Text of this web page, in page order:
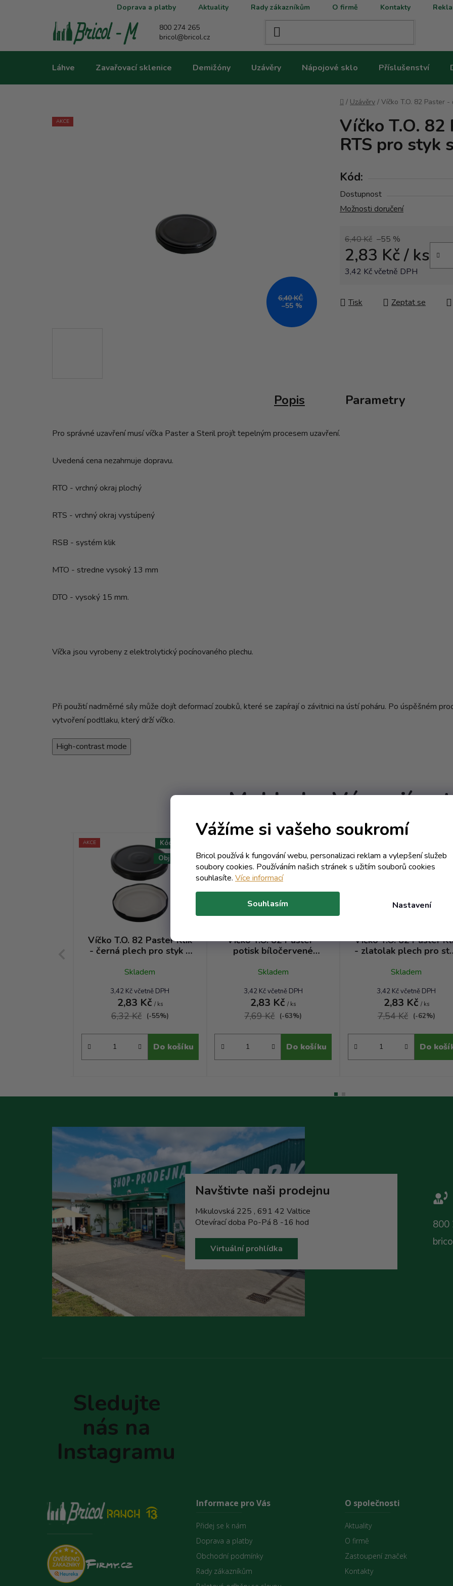
Vážíme si vašeho soukromí
Bricol používá k fungování webu, personalizaci reklam a vylepšení služeb
soubory cookies. Používáním našich stránek s užitím souborů cookies
souhlasíte. Více informací
Nastavení
Souhlasím
Doprava a platby Aktuality Rady zákazníkům O firmě Kontakty
800 274 265
bricol@bricol.cz
Láhve Zavařovací sklenice Demižóny Uzávěry Nápojové sklo Příslušenství
Domů
/ Uzávěry / Víčko T.O. 82 Paster
Víčko T.O. 82
RTS pro styk
Kód:
Dostupnost
Možnosti doručení
6,40 Kč –55 %
2,83 Kč/ ks
3,42 Kč včetně DPH
Tisk Zeptat se
AKCE
6,40 KČ
–55 %
Popis Parametry
Pro správné uzavření musí víčka Paster a Steril projít tepelným procesem uzavření.
Uvedená cena nezahrnuje dopravu.
RTO - vrchný okraj plochý
RTS - vrchný okraj vystúpený
RSB - systém klik
MTO - stredne vysoký 13 mm
DTO - vysoký 15 mm.
Víčka jsou vyrobeny z elektrolytický pocínovaného plechu.
Při použití nadměrné síly může dojít deformací zoubků, které se zapírají o závitnici na ústí poháru. Po úspěšném
vytvoření podtlaku, který drží víčko.
High-contrast mode
Mohlo by Vás zajímat
AKCE
Víčko T.O. 82 Paster Klik
- černá plech pro styk s
Skladem
3,42 Kč včetně DPH
2,83 Kč / ks
6,32 Kč (-55%)
Do košíku
Objem 0 ml
Kód:
Víčko T.O. 82 Paster -
potisk bíločervené
styk s tuky a oleji RTS
Skladem
3,42 Kč včetně DPH
2,83 Kč/ ks
7,69 Kč (-63%)
Do košíku
Objem 0 ml
Víčko T.O. 82 Paster
- zlatolak plech pro
Skladem
3,42 Kč včetně DPH
2,83 Kč / ks
7,54 Kč (-62%)
Do
Objem 0
Navštivte naši prodejnu
Mikulovská 225 , 691 42 Valtice
Otevírací doba Po-Pá 8 -16 hod
Virtuální prohlídka
800
Sledujte
nás na
Instagramu
Informace pro Vás
Přidej se k nám
Doprava a platby
Obchodní podmínky
Rady zákazníkům
O společnosti
Aktuality
O firmě
Zastoupení značek
Kontakty